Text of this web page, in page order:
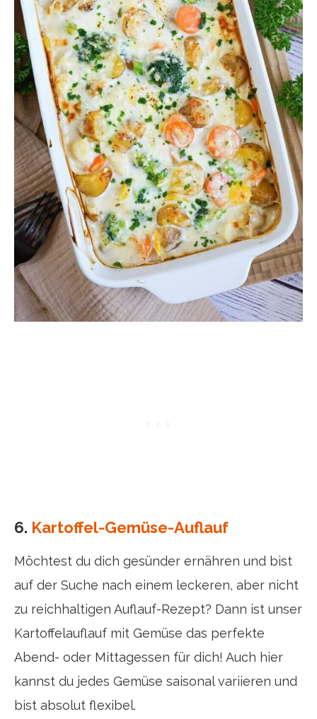
6. Kartoffel-Gemüse-Auflauf
Möchtest du dich gesünder ernähren und bist
auf der Suche nach einem leckeren, aber nicht
zu reichhaltigen Auflauf-Rezept? Dann ist unser
Kartoffelauflauf mit Gemüse das perfekte
Abend- oder Mittagessen für dich! Auch hier
kannst du jedes Gemüse saisonal variieren und
bist absolut flexibel.